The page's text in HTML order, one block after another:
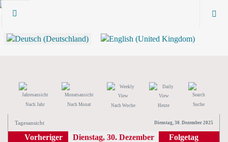
Nach Jahr Nach Monat Nach Woche Heute Suche
Tagesansicht Dienstag, 30. Dezember 2025
Vorheriger
Dienstag, 30. Dezember
Folgetag